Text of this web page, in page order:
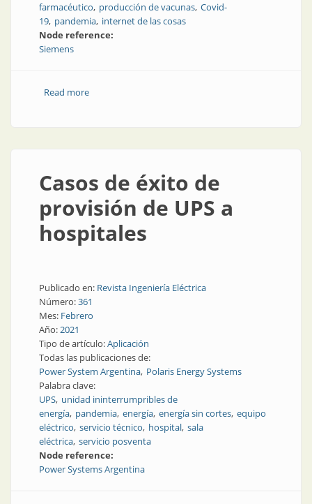
farmacéutico producción de vacunas Covid-
19 pandemia internet de las cosas
Node reference:
Siemens
Read moreabout Automatización y digitalización para producir la
Casos de éxito de
provisión de UPS a
hospitales
Publicado en: Revista Ingeniería Eléctrica
Número:361
Mes: Febrero
Año:2021
Tipo de artículo:Aplicación
Todas las publicaciones de:
Power System Argentina Polaris Energy Systems
Palabra clave:
UPS unidad ininterrumpribles de
energía pandemia energía energía sin cortes equipo
eléctrico servicio técnico hospital sala
eléctrica servicio posventa
Node reference:
Power Systems Argentina